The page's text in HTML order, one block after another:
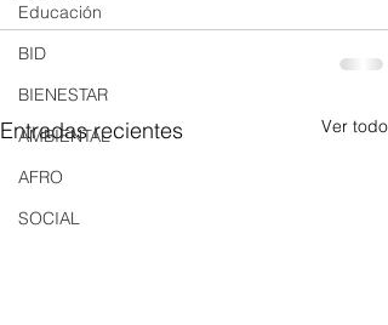
Educación
BID
BIENESTAR
AMBIENTAL
AFRO
SOCIAL
Entradas recientes Ver todo